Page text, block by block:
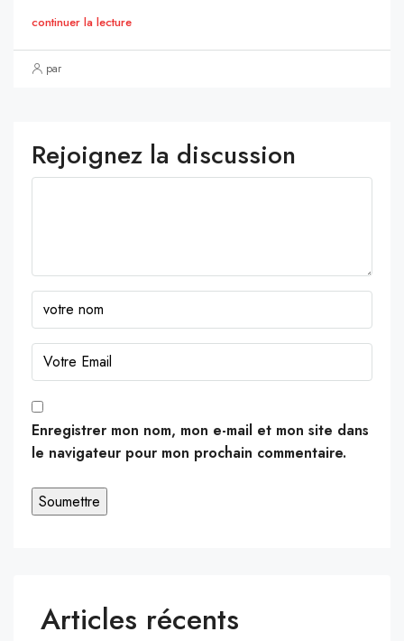
continuer la lecture
par
Rejoignez la discussion
Enregistrer mon nom, mon e-mail et mon site dans
le navigateur pour mon prochain commentaire.
Articles récents